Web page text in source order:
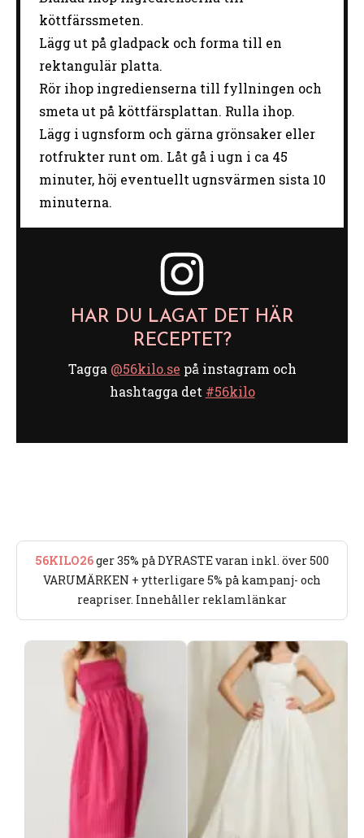
köttfärssmeten.
Lägg ut på gladpack och forma till en
rektangulär platta.
Rör ihop ingredienserna till fyllningen och
smeta ut på köttfärsplattan. Rulla ihop.
Lägg i ugnsform och gärna grönsaker eller
rotfrukter runt om. Låt gå i ugn i ca 45
minuter, höj eventuellt ugnsvärmen sista 10
minuterna.
HAR DU LAGAT DET HÄR
RECEPTET?
Tagga @56kilo.se på instagram och
hashtagga det #56kilo
56KILO26ger 35% på DYRASTE varan inkl. över 500
VARUMÄRKEN + ytterligare 5% på kampanj- och
reapriser. Innehåller reklamlänkar